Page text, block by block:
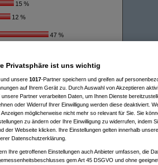
15 %
12 %
47 %
12 %
4 %
Privatsphäre ist uns wichtig
unsere 1017-Partner speichern und greifen auf
auf Ihrem Gerät zu. Durch Auswahl von Akzeptieren
unsere Partner verarbeiten Daten, um Ihnen Dienste
oder Widerruf Ihrer Einwilligung werden diese deaktiviert.
Anzeigen möglicherweise nicht mehr so relevant für Sie. Sie
zu ändern oder Ihre Einwilligung zu widerrufen, indem
der Webseite klicken. Ihre Einstellungen gelten innerhalb
Datenschutzerklärung.
Ihre getroffenen Einstellungen auch Anbieter umfassen, die
gem Art 45 DSGVO und ohne